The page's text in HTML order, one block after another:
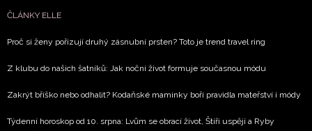
ČLÁNKY ELLE
Proč si ženy pořizují druhý zásnubní prsten? Toto je trend travel ring
Z klubu do našich šatníků: Jak noční život formuje současnou módu
Zakrýt bříško nebo odhalit? Kodaňské maminky boří pravidla mateřství i módy
Týdenní horoskop od 10. srpna: Lvům se obrací život, Štíři uspějí a Ryby